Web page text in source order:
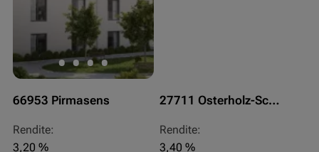
66953 Pirmasens
Rendite:
3,20 %
27711 Osterholz-Scharmbeck
Rendite:
3,40 %